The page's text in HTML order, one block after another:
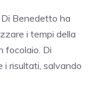
Benedetto ha
i tempi della
focolaio. Di
risultati, salvando